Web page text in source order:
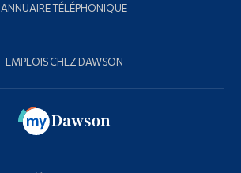
ANNUAIRE TÉLÉPHONIQUE
EMPLOIS CHEZ DAWSON